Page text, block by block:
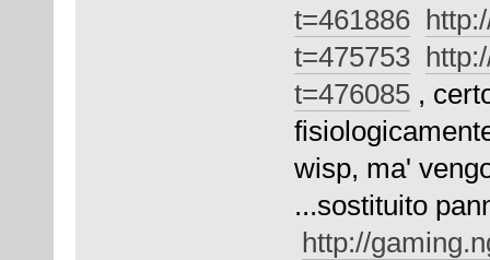
t=461886
t=475753
t=476085,
wisp, ma'
...sostituito
http://